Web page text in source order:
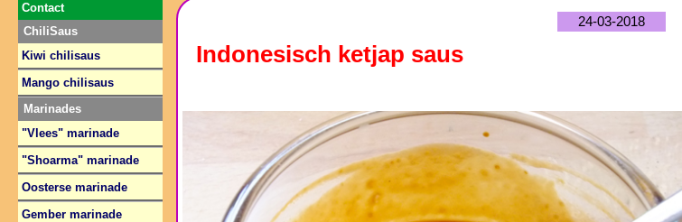
24-03-2018
Indonesisch ketjap saus
Contact
ChiliSaus
Kiwi chilisaus
Mango chilisaus
Marinades
"Vlees" marinade
"Shoarma" marinade
Oosterse marinade
Gember marinade